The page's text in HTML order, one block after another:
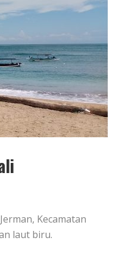
Kecamatan
laut biru.